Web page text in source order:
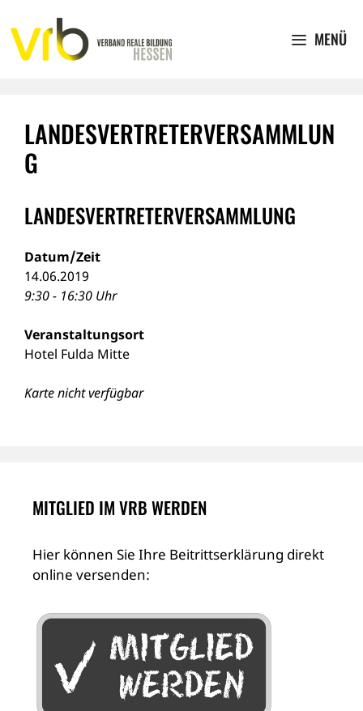
Inhalt
springen
MENÜ
LANDESVERTRETERVERSAMMLUN
G
LANDESVERTRETERVERSAMMLUNG
Datum/Zeit
14.06.2019
9:30 - 16:30 Uhr
Veranstaltungsort
Hotel Fulda Mitte
Karte nicht verfügbar
MITGLIED IM VRB WERDEN
Hier können Sie Ihre Beitrittserklärung direkt
online versenden: